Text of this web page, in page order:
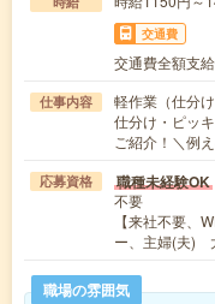
交通費
交通費全額支給
仕事内容
軽作業（仕分
仕分け・ピッ
ご紹介！＼例
応募資格 職種未経験OK
不要
【来社不要、
ー、主婦(夫)
職場の雰囲気